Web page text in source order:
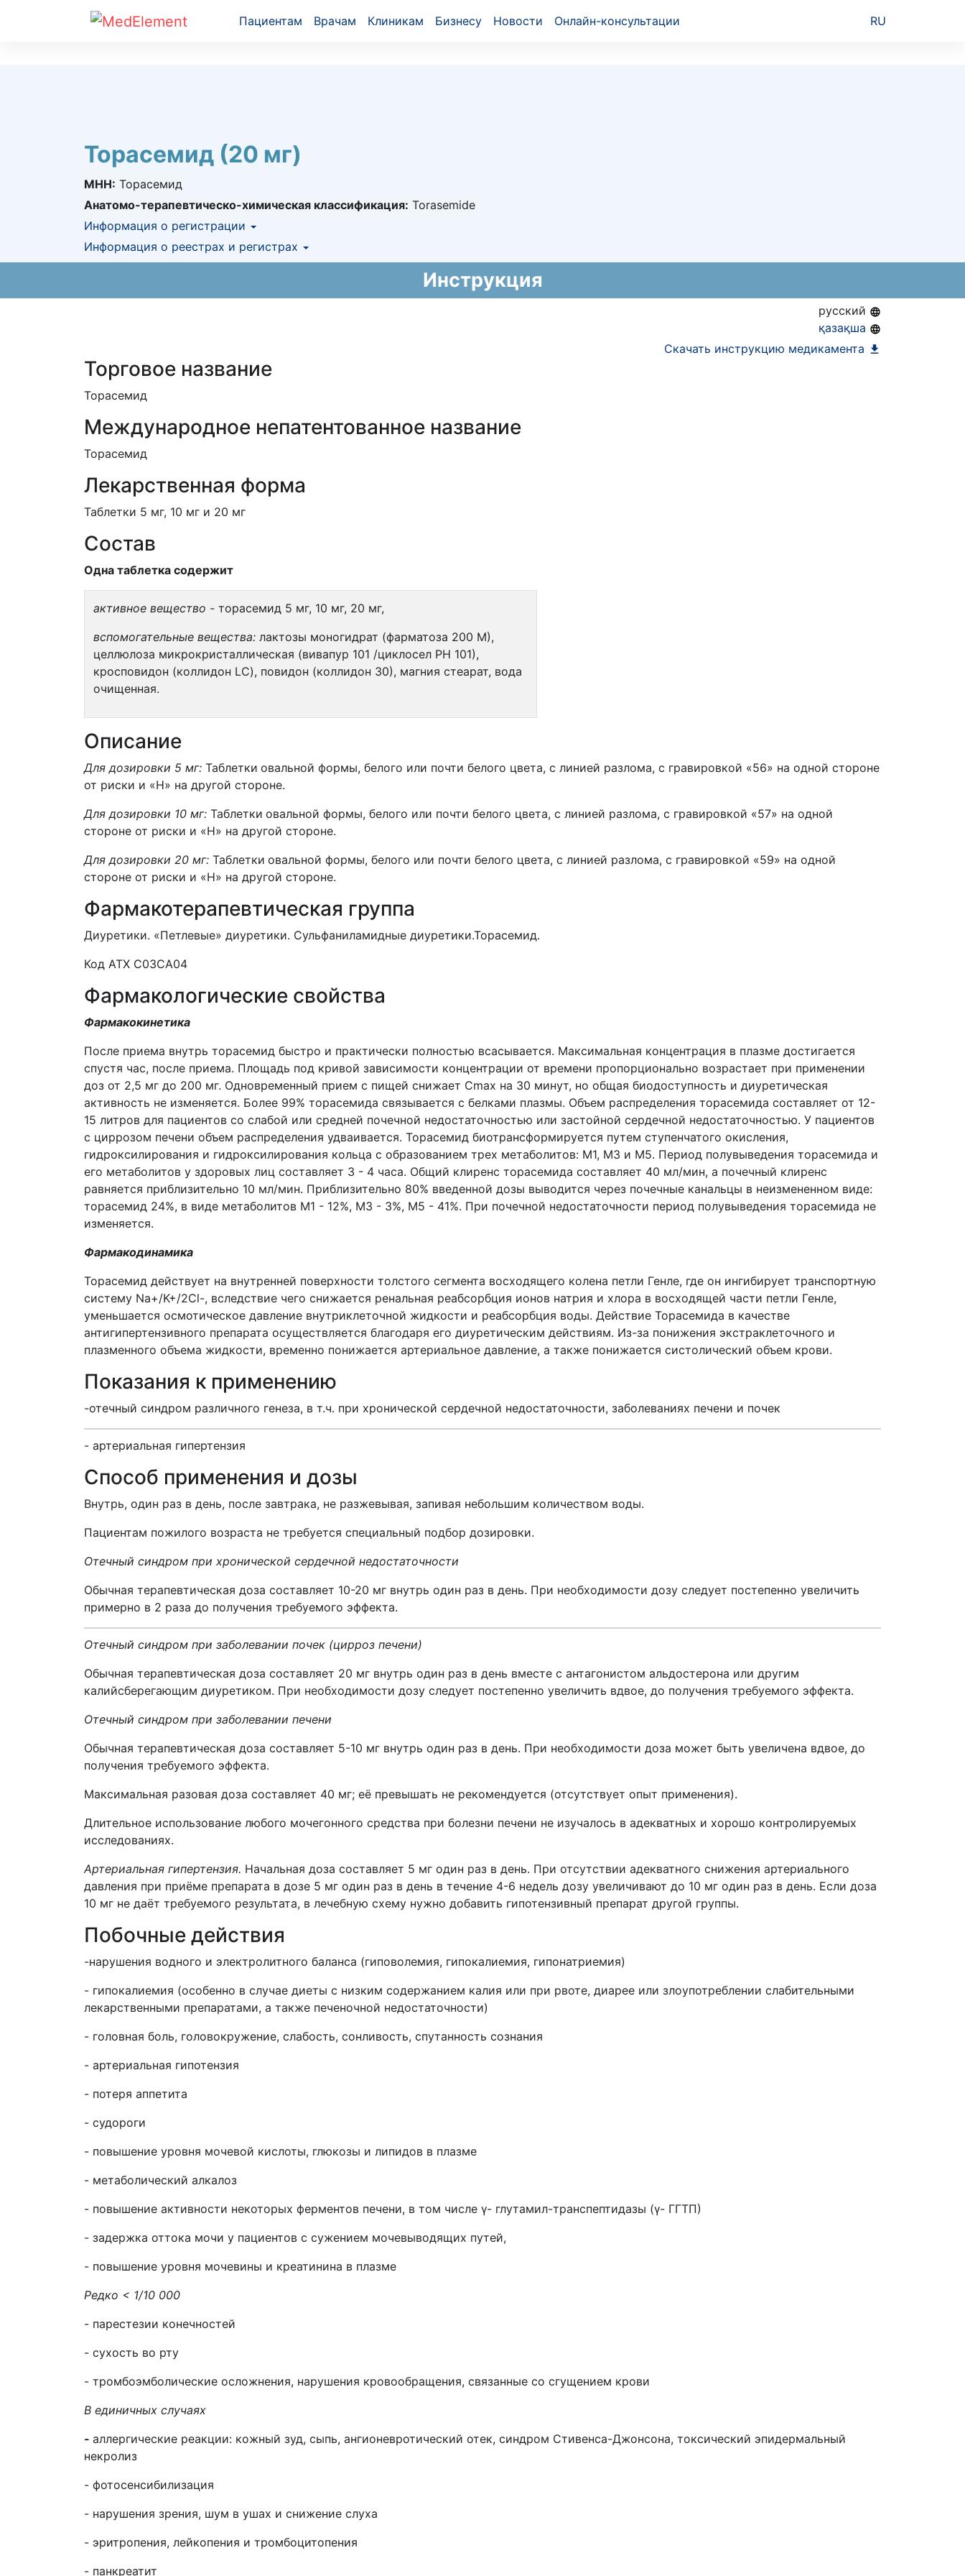
Пациентам Врачам Клиникам Бизнесу Новости Онлайн-консультации RU
Торасемид (20 мг)
МНН: Торасемид
Анатомо-терапевтическо-химическая классификация: Torasemide
Информация о регистрации
Номер регистрации в РК:№ РК-ЛС-5№122129
Информация о реестрах и регистрах
АЛО (Включено в Список бесплатного амбулаторного лекарственного обеспечения)
Инструкция
русский
қазақша
Скачать инструкцию медикамента
Торговое название
Торасемид
Международное непатентованное название
Торасемид
Лекарственная форма
Таблетки 5 мг, 10 мг и 20 мг
Состав
Одна таблетка содержит
активное вещество - торасемид 5 мг, 10 мг, 20 мг,
вспомогательные вещества: лактозы моногидрат (фарматоза 200 М),
целлюлоза микрокристаллическая (вивапур 101 /циклосел РН 101),
кросповидон (коллидон LC), повидон (коллидон 30), магния стеарат, вода
очищенная.
Описание
Для дозировки 5 мг: Таблетки овальной формы, белого или почти белого цвета, с линией разлома, с гравировкой «56» на одной стороне
от риски и «Н» на другой стороне.
Для дозировки 10 мг: Таблетки овальной формы, белого или почти белого цвета, с линией разлома, с гравировкой «57» на одной
стороне от риски и «Н» на другой стороне.
Для дозировки 20 мг: Таблетки овальной формы, белого или почти белого цвета, с линией разлома, с гравировкой «59» на одной
стороне от риски и «Н» на другой стороне.
Фармакотерапевтическая группа
Диуретики. «Петлевые» диуретики. Сульфаниламидные диуретики.Торасемид.
Код АТХ С03СА04
Фармакологические свойства
Фармакокинетика
После приема внутрь торасемид быстро и практически полностью всасывается. Максимальная концентрация в плазме достигается
спустя час, после приема. Площадь под кривой зависимости концентрации от времени пропорционально возрастает при применении
доз от 2,5 мг до 200 мг. Одновременный прием с пищей снижает Cmax на 30 минут, но общая биодоступность и диуретическая
активность не изменяется. Более 99% торасемида связывается с белками плазмы. Объем распределения торасемида составляет от 12-
15 литров для пациентов со слабой или средней почечной недостаточностью или застойной сердечной недостаточностью. У пациентов
с циррозом печени объем распределения удваивается. Торасемид биотрансформируется путем ступенчатого окисления,
гидроксилирования и гидроксилирования кольца с образованием трех метаболитов: M1, M3 и M5. Период полувыведения торасемида и
его метаболитов у здоровых лиц составляет 3 - 4 часа. Общий клиренс торасемида составляет 40 мл/мин, а почечный клиренс
равняется приблизительно 10 мл/мин. Приблизительно 80% введенной дозы выводится через почечные канальцы в неизмененном виде:
торасемид 24%, в виде метаболитов M1 - 12%, M3 - 3%, M5 - 41%. При почечной недостаточности период полувыведения торасемида не
изменяется.
Фармакодинамика
Торасемид действует на внутренней поверхности толстого сегмента восходящего колена петли Генле, где он ингибирует транспортную
систему Na+/K+/2Cl-, вследствие чего снижается ренальная реабсорбция ионов натрия и хлора в восходящей части петли Генле,
уменьшается осмотическое давление внутриклеточной жидкости и реабсорбция воды. Действие Торасемида в качестве
антигипертензивного препарата осуществляется благодаря его диуретическим действиям. Из-за понижения экстраклеточного и
плазменного объема жидкости, временно понижается артериальное давление, а также понижается систолический объем крови.
Показания к применению
-отечный синдром различного генеза, в т.ч. при хронической сердечной недостаточности, заболеваниях печени и почек
- артериальная гипертензия
Способ применения и дозы
Внутрь, один раз в день, после завтрака, не разжевывая, запивая небольшим количеством воды.
Пациентам пожилого возраста не требуется специальный подбор дозировки.
Отечный синдром при хронической сердечной недостаточности
Обычная терапевтическая доза составляет 10-20 мг внутрь один раз в день. При необходимости дозу следует постепенно увеличить
примерно в 2 раза до получения требуемого эффекта.
Отечный синдром при заболевании почек (цирроз печени)
Обычная терапевтическая доза составляет 20 мг внутрь один раз в день вместе с антагонистом альдостерона или другим
калийсберегающим диуретиком. При необходимости дозу следует постепенно увеличить вдвое, до получения требуемого эффекта.
Отечный синдром при заболевании печени
Обычная терапевтическая доза составляет 5-10 мг внутрь один раз в день. При необходимости доза может быть увеличена вдвое, до
получения требуемого эффекта.
Максимальная разовая доза составляет 40 мг; её превышать не рекомендуется (отсутствует опыт применения).
Длительное использование любого мочегонного средства при болезни печени не изучалось в адекватных и хорошо контролируемых
исследованиях.
Артериальная гипертензия. Начальная доза составляет 5 мг один раз в день. При отсутствии адекватного снижения артериального
давления при приёме препарата в дозе 5 мг один раз в день в течение 4-6 недель дозу увеличивают до 10 мг один раз в день. Если доза
10 мг не даёт требуемого результата, в лечебную схему нужно добавить гипотензивный препарат другой группы.
Побочные действия
-нарушения водного и электролитного баланса (гиповолемия, гипокалиемия, гипонатриемия)
- гипокалиемия (особенно в случае диеты с низким содержанием калия или при рвоте, диарее или злоупотреблении слабительными
лекарственными препаратами, а также печеночной недостаточности)
- головная боль, головокружение, слабость, сонливость, спутанность сознания
- артериальная гипотензия
- потеря аппетита
- судороги
- повышение уровня мочевой кислоты, глюкозы и липидов в плазме
- метаболический алкалоз
- повышение активности некоторых ферментов печени, в том числе γ- глутамил-транспептидазы (γ- ГГТП)
- задержка оттока мочи у пациентов с сужением мочевыводящих путей,
- повышение уровня мочевины и креатинина в плазме
Редко < 1/10 000
- парестезии конечностей
- сухость во рту
- тромбоэмболические осложнения, нарушения кровообращения, связанные со сгущением крови
В единичных случаях
- аллергические реакции: кожный зуд, сыпь, ангионевротический отек, синдром Стивенса-Джонсона, токсический эпидермальный
некролиз
- фотосенсибилизация
- нарушения зрения, шум в ушах и снижение слуха
- эритропения, лейкопения и тромбоцитопения
- панкреатит